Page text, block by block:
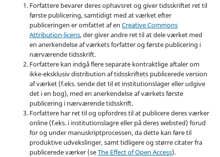
Forfattere bevarer deres ophavsret og giver tidsskriftet ret til
første publicering, samtidigt med at værket efter
publiceringen er omfattet af en Creative Commons
Attribution-licens, der giver andre ret til at dele værket med
en anerkendelse af værkets forfatter og første publicering i
nærværende tidsskrift.
Forfattere kan indgå flere separate kontraktlige aftaler om
ikke-eksklusiv distribution af tidsskriftets publicerede version
af værket (f.eks. sende det til et institutionslager eller udgive
det i en bog), med en anerkendelse af værkets første
publicering i nærværende tidsskrift.
Forfattere har ret til og opfordres til at publicere deres værker
online (f.eks. i institutionslagre eller på deres websted) forud
for og under manuskriptprocessen, da dette kan føre til
produktive udvekslinger, samt tidligere og større citater fra
publicerede værker (seThe Effect of Open Access).